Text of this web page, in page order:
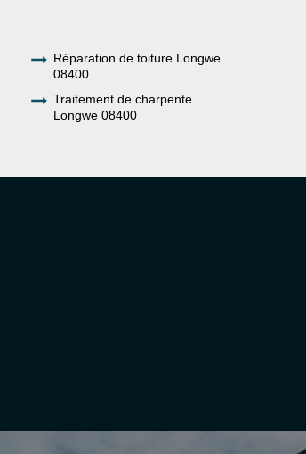
Réparation de toiture Longwe
08400
Traitement de charpente
Longwe 08400